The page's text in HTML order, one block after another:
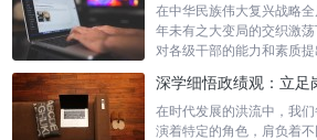
在中华民族伟大复兴战略
年未有之大变局的交织激
对各级干部的能力和素质提
在时代发展的洪流中，我
演着特定的角色，肩负着不